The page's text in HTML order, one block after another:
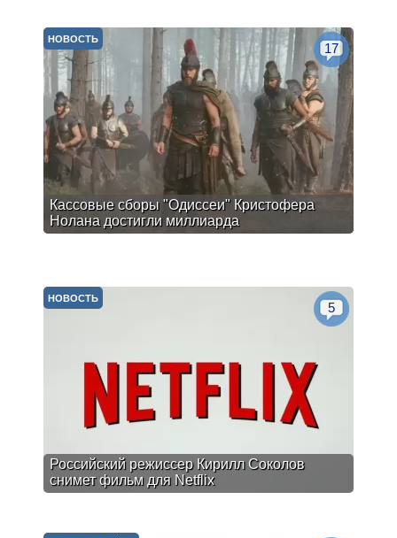
Кассовые сборы "Одиссеи" Кристофера
Нолана достигли миллиарда
НОВОСТЬ
17
Российский режиссер Кирилл Соколов
снимет фильм для Netflix
НОВОСТЬ
5